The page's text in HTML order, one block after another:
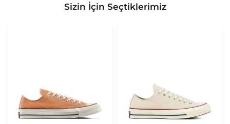
Sizin İçin Seçtiklerimiz